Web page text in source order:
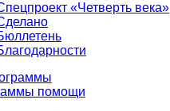
«Четверть века»
помощи